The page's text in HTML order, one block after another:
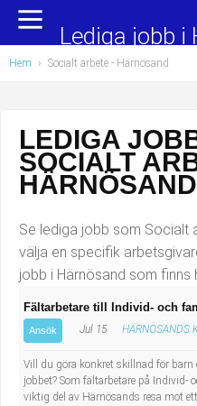
Administration,
Chefer och
Data/IT
Försäljning, inköp,
Hotell, restaurang,
Hälso- och sjukvård
Undersköterska,
Barnskötare
Lärare i förskola/
Lagerarbetare
Elevassistent
Personlig assistent
Lediga jobb i
Hem › Socialt arbete - Härnösand
LEDIGA
SOCIALT
HÄRNÖSAND
Se lediga jobb som Socialt
välja en specifik
jobb i Härnösand som finns
Fältarbetare till Individ- och
Ansök Jul 15 HÄRNÖSANDS
Vill du göra konkret skillnad för
jobbet? Som fältarbetare på Individ-
viktig del av Härnösands resa mot